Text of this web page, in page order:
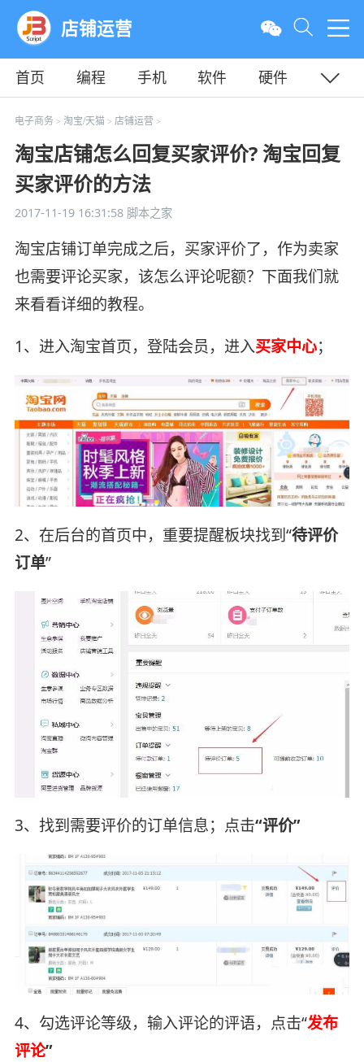
店铺运营
首页 编程 手机 软件
硬件
教程
平面 服务器
电子商务 > 淘宝/天猫 > 店铺运营 >
淘宝店铺怎么回复买家评价? 淘宝回复
买家评价的方法
2017-11-19 16:31:58脚本之家
淘宝店铺订单完成之后，买家评价了，作为卖家
也需要评论买家，该怎么评论呢额？下面我们就
来看看详细的教程。
1、进入淘宝首页，登陆会员，进入买家中心；
2、在后台的首页中，重要提醒板块找到“待评价
订单”
3、找到需要评价的订单信息；点击“评价”
4、勾选评论等级，输入评论的评语，点击“发布
评论”